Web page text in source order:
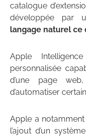
catalogue
développée par
langage naturel ce
Apple
personnalisée
d’une page
d’automatiser
Apple a
l’ajout d’un